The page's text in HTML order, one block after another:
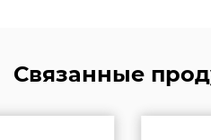
Связанные